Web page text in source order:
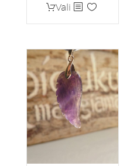
kuni
14,00 €
Vali Sellel
tootel
mitu
varianti.
Valikuid
saab
teha
tootelehel.